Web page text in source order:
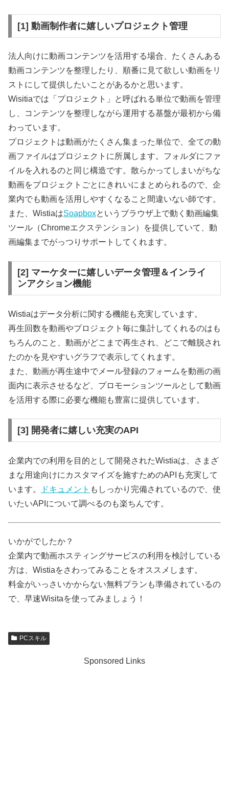
[1] 動画制作者に嬉しいプロジェクト管理
法人向けに動画コンテンツを活用する場合、たくさんある
動画コンテンツを整理したり、順番に見て欲しい動画をリ
ストにして提供したいことがあるかと思います。
Wisitiaでは「プロジェクト」と呼ばれる単位で動画を管理
し、コンテンツを整理しながら運用する基盤が最初から備
わっています。
プロジェクトは動画がたくさん集まった単位で、全ての動
画ファイルはプロジェクトに所属します。フォルダにファ
イルを入れるのと同じ構造です。散らかってしまいがちな
動画をプロジェクトごとにきれいにまとめられるので、企
業内でも動画を活用しやすくなること間違いない師です。
また、WistiaはSoapboxというブラウザ上で動く動画編集
ツール（Chromeエクステンション）を提供していて、動
画編集までがっつりサポートしてくれます。
[2] マーケターに嬉しいデータ管理＆インライ
ンアクション機能
Wistiaはデータ分析に関する機能も充実しています。
再生回数を動画やプロジェクト毎に集計してくれるのはも
ちろんのこと、動画がどこまで再生され、どこで離脱され
たのかを見やすいグラフで表示してくれます。
また、動画が再生途中でメール登録のフォームを動画の画
面内に表示させるなど、プロモーションツールとして動画
を活用する際に必要な機能も豊富に提供しています。
[3] 開発者に嬉しい充実のAPI
企業内での利用を目的として開発されたWistiaは、さまざ
まな用途向けにカスタマイズを施すためのAPIも充実して
います。
ドキュメント もしっかり完備されているので、使
いたいAPIについて調べるのも楽ちんです。
いかがでしたか？
企業内で動画ホスティングサービスの利用を検討している
方は、Wistiaをさわってみることをオススメします。
料金がいっさいかからない無料プランも準備されているの
で、早速Wisitaを使ってみましょう！
PCスキル
Sponsored Links